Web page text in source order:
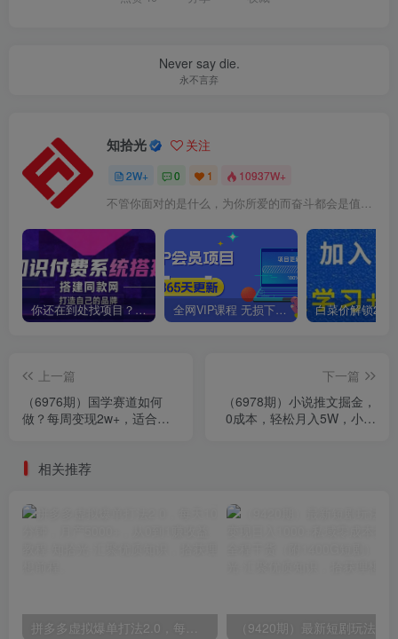
Never say die.
永不言弃
知拾光 关注
2W+ 0 1 10937W+
不管你面对的是什么，为你所爱的而奋斗都会是值得的
你还在到处找项目？还在当韭菜？我靠卖项目一个月收入5万+，曾经我也是个失败者。 全网VIP课程 无损下载~
上一篇
（6976期）国学赛道如何
做？每周变现2w+，适合新
下一篇
（6978期）小说推文掘金，
0成本，轻松月入5W，小白
相关推荐